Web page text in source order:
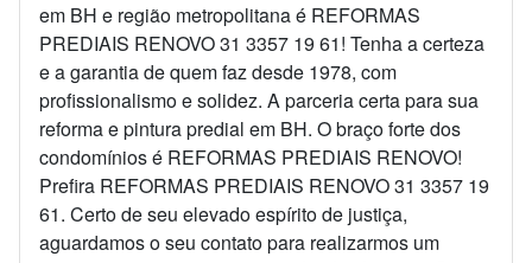
em BH e região metropolitana é REFORMAS
PREDIAIS RENOVO 31 3357 19 61! Tenha a certeza
e a garantia de quem faz desde 1978, com
profissionalismo e solidez. A parceria certa para sua
reforma e pintura predial em BH. O braço forte dos
condomínios é REFORMAS PREDIAIS RENOVO!
Prefira REFORMAS PREDIAIS RENOVO 31 3357 19
61. Certo de seu elevado espírito de justiça,
aguardamos o seu contato para realizarmos um